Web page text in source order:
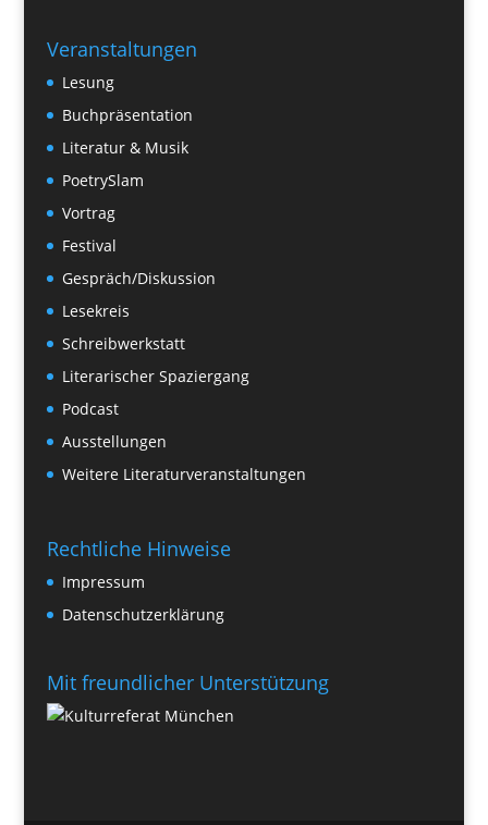
Veranstaltungen
Lesung
Buchpräsentation
Literatur & Musik
PoetrySlam
Vortrag
Festival
Gespräch/Diskussion
Lesekreis
Schreibwerkstatt
Literarischer Spaziergang
Podcast
Ausstellungen
Weitere Literaturveranstaltungen
Rechtliche Hinweise
Impressum
Datenschutzerklärung
Mit freundlicher Unterstützung